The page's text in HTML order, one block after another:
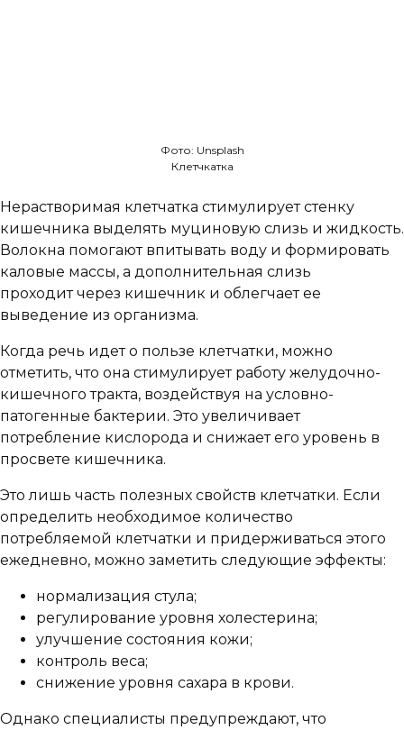
Фото: Unsplash
Клетчкатка
Нерастворимая клетчатка стимулирует стенку
кишечника выделять муциновую слизь и жидкость.
Волокна помогают впитывать воду и формировать
каловые массы, а дополнительная слизь
проходит через кишечник и облегчает ее
выведение из организма.
Когда речь идет о пользе клетчатки, можно
отметить, что она стимулирует работу желудочно-
кишечного тракта, воздействуя на условно-
патогенные бактерии. Это увеличивает
потребление кислорода и снижает его уровень в
просвете кишечника.
Это лишь часть полезных свойств клетчатки. Если
определить необходимое количество
потребляемой клетчатки и придерживаться этого
ежедневно, можно заметить следующие эффекты:
нормализация стула;
регулирование уровня холестерина;
улучшение состояния кожи;
контроль веса;
снижение уровня сахара в крови.
Однако специалисты предупреждают, что